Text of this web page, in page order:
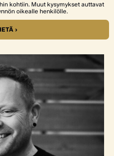
kohtiin. Muut kysymykset auttavat
oikealle henkilölle.
›